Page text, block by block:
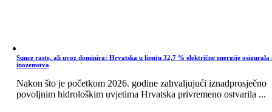
Sunce raste, ali uvoz dominira: Hrvatska u lipnju 32,7 % električne energije osigurala
inozemstva
Nakon što je početkom 2026. godine zahvaljujući iznadprosječno
povoljnim hidrološkim uvjetima Hrvatska privremeno ostvarila ...